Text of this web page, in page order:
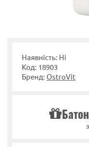
Наявність: Ні
Код: 18903
Бренд: OstroVit